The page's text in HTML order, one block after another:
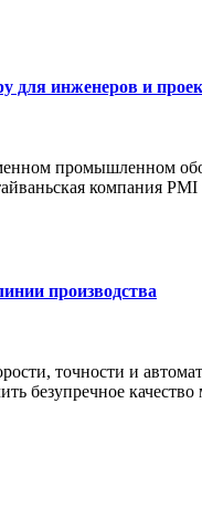
для инженеров и
промышленном
компания
производства
точности и
безупречное